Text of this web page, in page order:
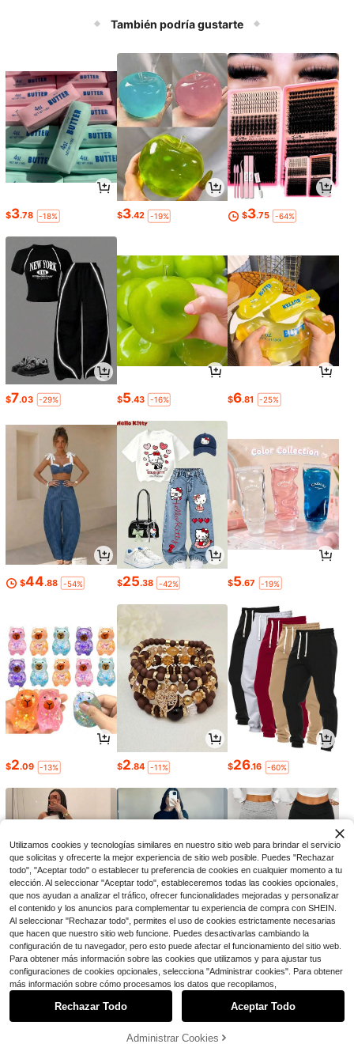
1
0
También podría gustarte
$3.78 -18% $3.42 -19% $3.75 -64%
$7.03 -29% $5.43 -16% $6.81 -25%
$44.88 -54% $25.38 -42% $5.67 -19%
$2.09 -13% $2.84 -11% $26.16 -60%
$10.78 -17% $18.35 -20% $9.79 -12%
Volver al principio
Utilizamos cookies y tecnologías similares en nuestro sitio web para brindar el servicio
que solicitas y ofrecerte la mejor experiencia de sitio web posible. Puedes "Rechazar
todo", "Aceptar todo" o establecer tu preferencia de cookies en cualquier momento a tu
elección. Al seleccionar "Aceptar todo", estableceremos todas las cookies opcionales,
que nos ayudan a analizar el tráfico, ofrecer funcionalidades mejoradas y personalizar
el contenido y los anuncios para complementar tu experiencia de compra con SHEIN.
Al seleccionar "Rechazar todo", permites el uso de cookies estrictamente necesarias
que hacen que nuestro sitio web funcione. Puedes desactivarlas cambiando la
configuración de tu navegador, pero esto puede afectar el funcionamiento del sitio web.
Para obtener más información sobre las cookies que utilizamos y para ajustar tus
configuraciones de cookies opcionales, selecciona "Administrar cookies". Para obtener
más información sobre cómo procesamos los datos que recopilamos,
Rechazar Todo Aceptar Todo
Administrar Cookies